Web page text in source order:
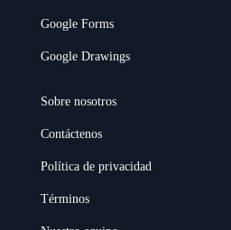
Google Forms
Google Drawings
Sobre nosotros
Contáctenos
Política de privacidad
Términos